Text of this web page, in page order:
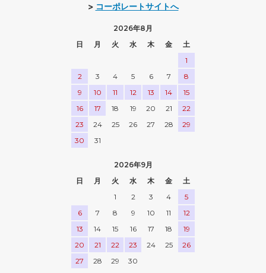
> コーポレートサイトへ
2026年8月
日
月 火 水 木 金
土
1
2
3 4 5 6 7
8
9
10 11 12 13 14
15
16
17 18 19 20 21
22
23
24 25 26 27 28
29
30
31
2026年9月
日
月 火 水 木 金
土
1
2 3 4
5
6
7 8 9 10 11
12
13
14 15 16 17 18
19
20
21 22 23 24 25
26
27
28 29 30